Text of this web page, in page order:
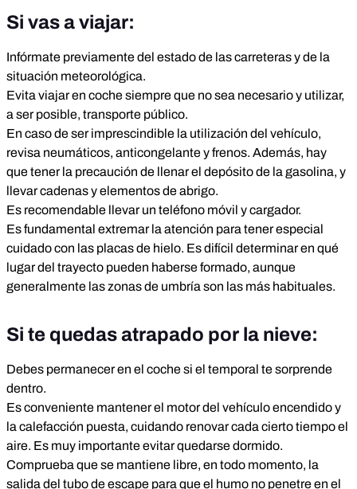
Si vas a viajar:
Infórmate previamente del estado de las carreteras y de la
situación meteorológica.
Evita viajar en coche siempre que no sea necesario y utilizar,
a ser posible, transporte público.
En caso de ser imprescindible la utilización del vehículo,
revisa neumáticos, anticongelante y frenos. Además, hay
que tener la precaución de llenar el depósito de la gasolina, y
llevar cadenas y elementos de abrigo.
Es recomendable llevar un teléfono móvil y cargador.
Es fundamental extremar la atención para tener especial
cuidado con las placas de hielo. Es difícil determinar en qué
lugar del trayecto pueden haberse formado, aunque
generalmente las zonas de umbría son las más habituales.
Si te quedas atrapado por la nieve:
Debes permanecer en el coche si el temporal te sorprende
dentro.
Es conveniente mantener el motor del vehículo encendido y
la calefacción puesta, cuidando renovar cada cierto tiempo el
aire. Es muy importante evitar quedarse dormido.
Comprueba que se mantiene libre, en todo momento, la
salida del tubo de escape para que el humo no penetre en el